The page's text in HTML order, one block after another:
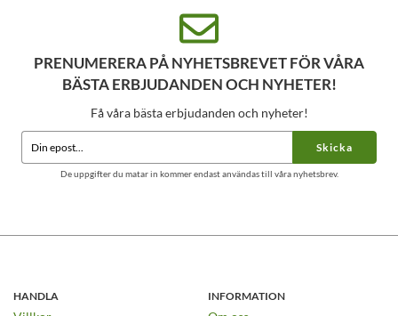
PRENUMERERA PÅ NYHETSBREVET FÖR VÅRA
BÄSTA ERBJUDANDEN OCH NYHETER!
Få våra bästa erbjudanden och nyheter!
Skicka
De uppgifter du matar in kommer endast användas till våra nyhetsbrev.
HANDLA INFORMATION